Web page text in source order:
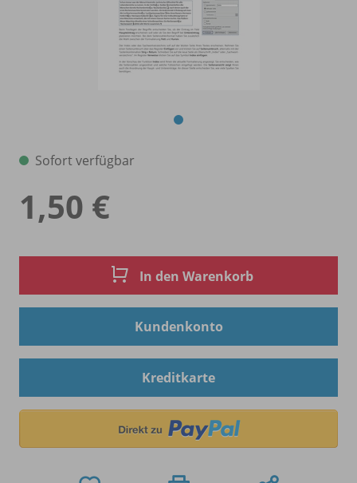
Sofort verfügbar
1,50 €
In den Warenkorb
Kundenkonto
Kreditkarte